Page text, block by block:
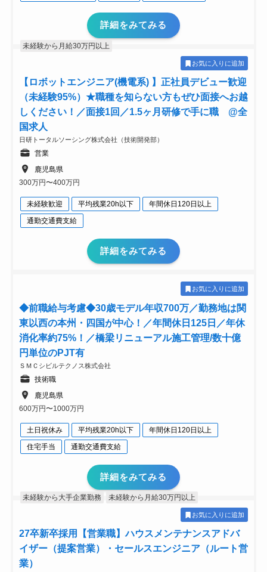
詳細をみてみる
未経験から月給30万円以上
お気に入りに追加
【ロボットエンジニア(機電系) 】正社員デビュー歓迎
（未経験95%）★職種を知らない方もぜひ面接へお越
しください！／面接1回／1.5ヶ月研修で手に職 @全
国求人
日研トータルソーシング株式会社（技術開発部）
営業
鹿児島県
300万円〜400万円
未経験歓迎 平均残業20h以下
年間休日120日以上
通勤交通費支給
詳細をみてみる
お気に入りに追加
◆前職給与考慮◆30歳モデル年収700万／勤務地は関
東以西の本州・四国が中心！／年間休日125日／年休
消化率約75%！／橋梁リニューアル施工管理/数十億
円単位のPJT有
ＳＭＣシビルテクノス株式会社
技術職
鹿児島県
600万円〜1000万円
土日祝休み 平均残業20h以下
年間休日120日以上
住宅手当
通勤交通費支給
詳細をみてみる
未経験から大手企業勤務 未経験から月給30万円以上
お気に入りに追加
27卒新卒採用【営業職】ハウスメンテナンスアドバ
イザー（提案営業）・セールスエンジニア（ルート営
業）